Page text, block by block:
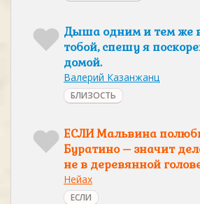
Дыша одним и тем же
тобой, спешу я
домой.
Валерий Казанжанц
БЛИЗОСТЬ
ЕСЛИ Мальвина
Буратино – значит
не в деревянной
Нейах
ЕСЛИ